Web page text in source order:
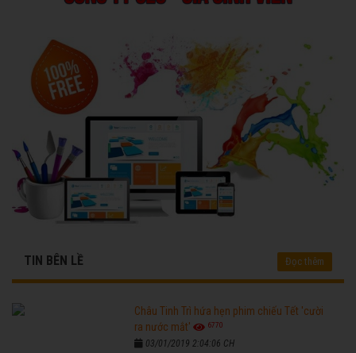
TIN BÊN LỀ Đọc thêm
Châu Tinh Trì hứa hẹn phim chiếu Tết 'cười
ra nước mắt'
6770
03/01/2019 2:04:06 CH